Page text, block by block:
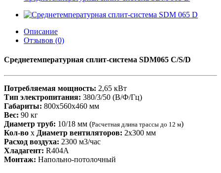
Описание
Отзывов (0)
Среднетемпературная сплит-система SDM065 C/S/D
Потребляемая мощность: 2,65 кВт
Тип электропитания: 380/3/50 (В/Ф/Гц)
Габариты: 800x560x460 мм
Вес: 90 кг
Диаметр труб: 10/18 мм (Расчетная длина трассы до 12 м)
Кол-во x Диаметр вентиляторов: 2х300 мм
Расход воздуха: 2300 м3/час
Хладагент: R404A
Монтаж: Напольно-потолочный